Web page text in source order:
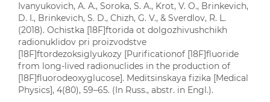
Ivanyukovich, A. A., Soroka, S. A., Krot, V. O., Brinkevich,
D. I., Brinkevich, S. D., Chizh, G. V., & Sverdlov, R. L.
(2018). Ochistka [18F]ftorida ot dolgozhivushchikh
radionuklidov pri proizvodstve
[18F]ftordezoksiglyukozy [Purificationof [18F]fluoride
from long-lived radionuclides in the production of
[18F]fluorodeoxyglucose]. Meditsinskaya fizika [Medical
Physics], 4(80), 59–65. (In Russ., abstr. in Engl.).